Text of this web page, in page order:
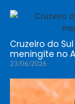
Cruzeiro do
meningite no
23/06/2026